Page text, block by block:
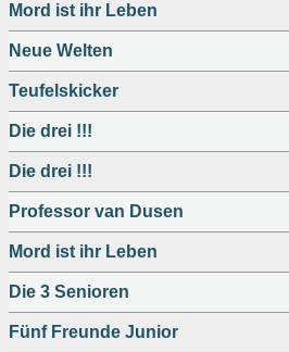
Mord ist ihr Leben
Neue Welten
Teufelskicker
Die drei !!!
Die drei !!!
Professor van Dusen
Mord ist ihr Leben
Die 3 Senioren
Fünf Freunde Junior